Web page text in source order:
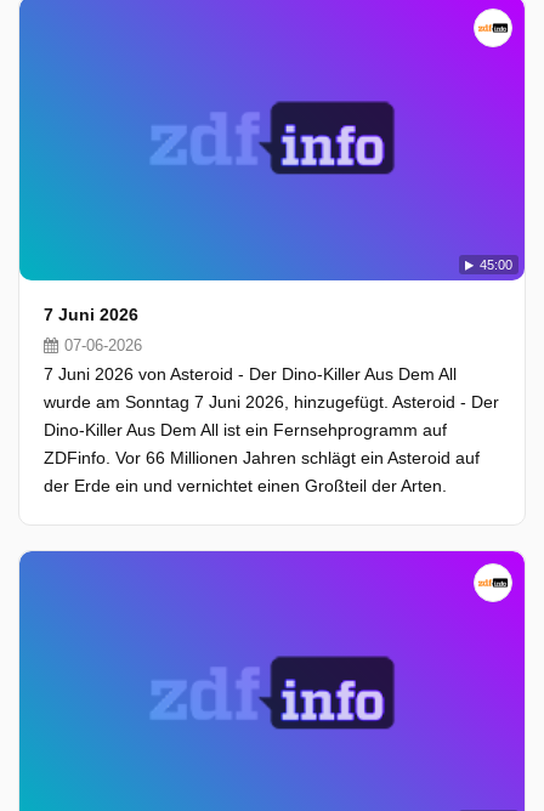
45:00
7 Juni 2026
07-06-2026
7 Juni 2026 von Asteroid - Der Dino-Killer Aus Dem All
wurde am Sonntag 7 Juni 2026, hinzugefügt. Asteroid - Der
Dino-Killer Aus Dem All ist ein Fernsehprogramm auf
ZDFinfo. Vor 66 Millionen Jahren schlägt ein Asteroid auf
der Erde ein und vernichtet einen Großteil der Arten.